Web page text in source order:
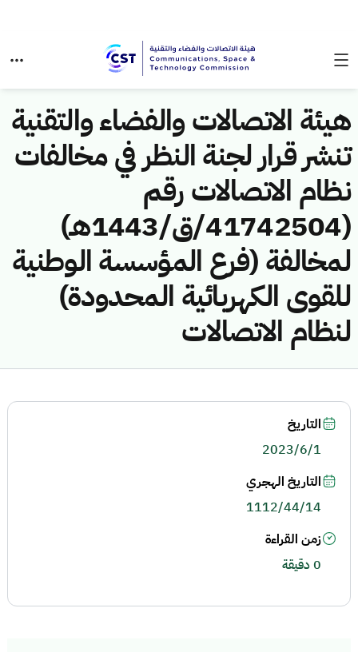
هيئة الاتصالات والفضاء والتقنية
تنشر قرار لجنة النظر في مخالفات
نظام الاتصالات رقم
(41742504/ق/1443هـ)
لمخالفة (فرع المؤسسة الوطنية
للقوى الكهربائية المحدودة)
لنظام الاتصالات
التاريخ
2023/6/1
التاريخ الهجري
1112/44/14
زمن القراءة
0 دقيقة